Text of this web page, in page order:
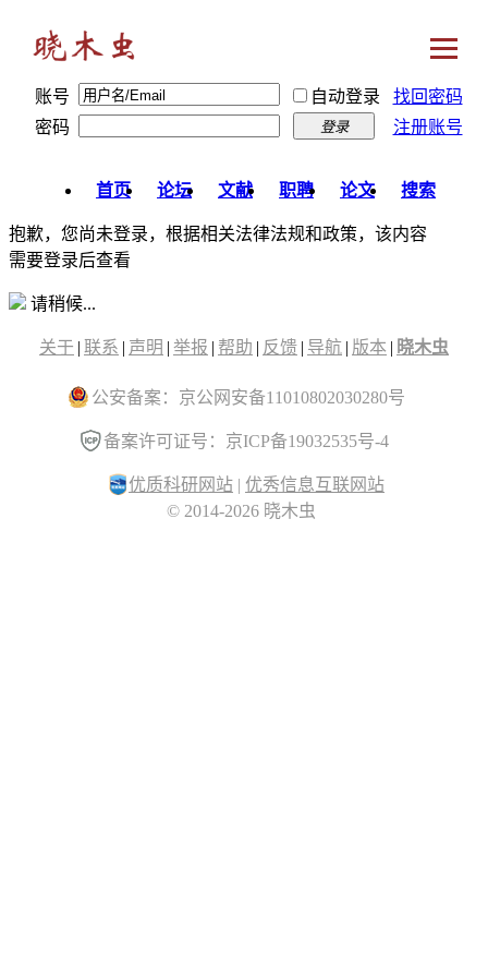
账号 自动登录
找回密码
密码
登录 注册账号
首页 论坛 文献 职聘 论文 搜索
抱歉，您尚未登录，根据相关法律法规和政策，该内容
需要登录后查看
请稍候...
关于 | 联系 | 声明 | 举报 | 帮助 | 反馈 | 导航 | 版本 | 晓木虫
公安备案：京公网安备11010802030280号
备案许可证号：京ICP备19032535号-4
优质科研网站 | 优秀信息互联网站
© 2014-2026 晓木虫